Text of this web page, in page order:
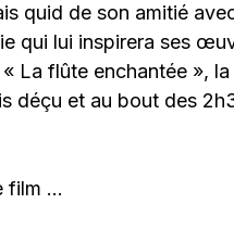
quid de son amitié
qui lui inspirera ses
La flûte enchantée »,
déçu et au bout des
film …